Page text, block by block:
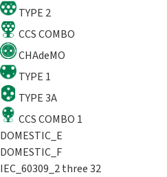
TYPE 2
CCS COMBO
CHAdeMO
TYPE 1
TYPE 3A
CCS COMBO 1
DOMESTIC_E
DOMESTIC_F
IEC_60309_2 three 32